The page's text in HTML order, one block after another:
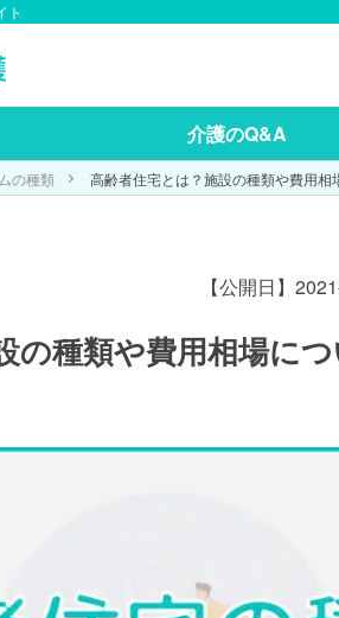
ト
介護のQ&A
の種類 高齢者住宅とは？施設の種類や費用相
【公開日】
の種類や費用相場に